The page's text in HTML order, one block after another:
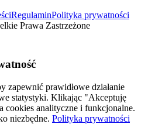
RegulaminPolityka prywatności
Prawa Zastrzeżone
prawidłowe działanie
statystyki. Klikając "Akceptuję
cookies analityczne i funkcjonalne.
niezbędne. Polityka prywatności